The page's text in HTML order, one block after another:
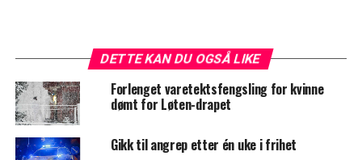
DETTE KAN DU OGSÅ LIKE
Forlenget varetektsfengsling for kvinne
dømt for Løten-drapet
Gikk til angrep etter én uke i frihet